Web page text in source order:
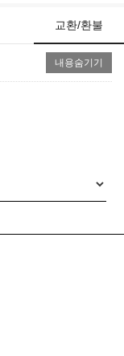
교환/환불
내용숨기기